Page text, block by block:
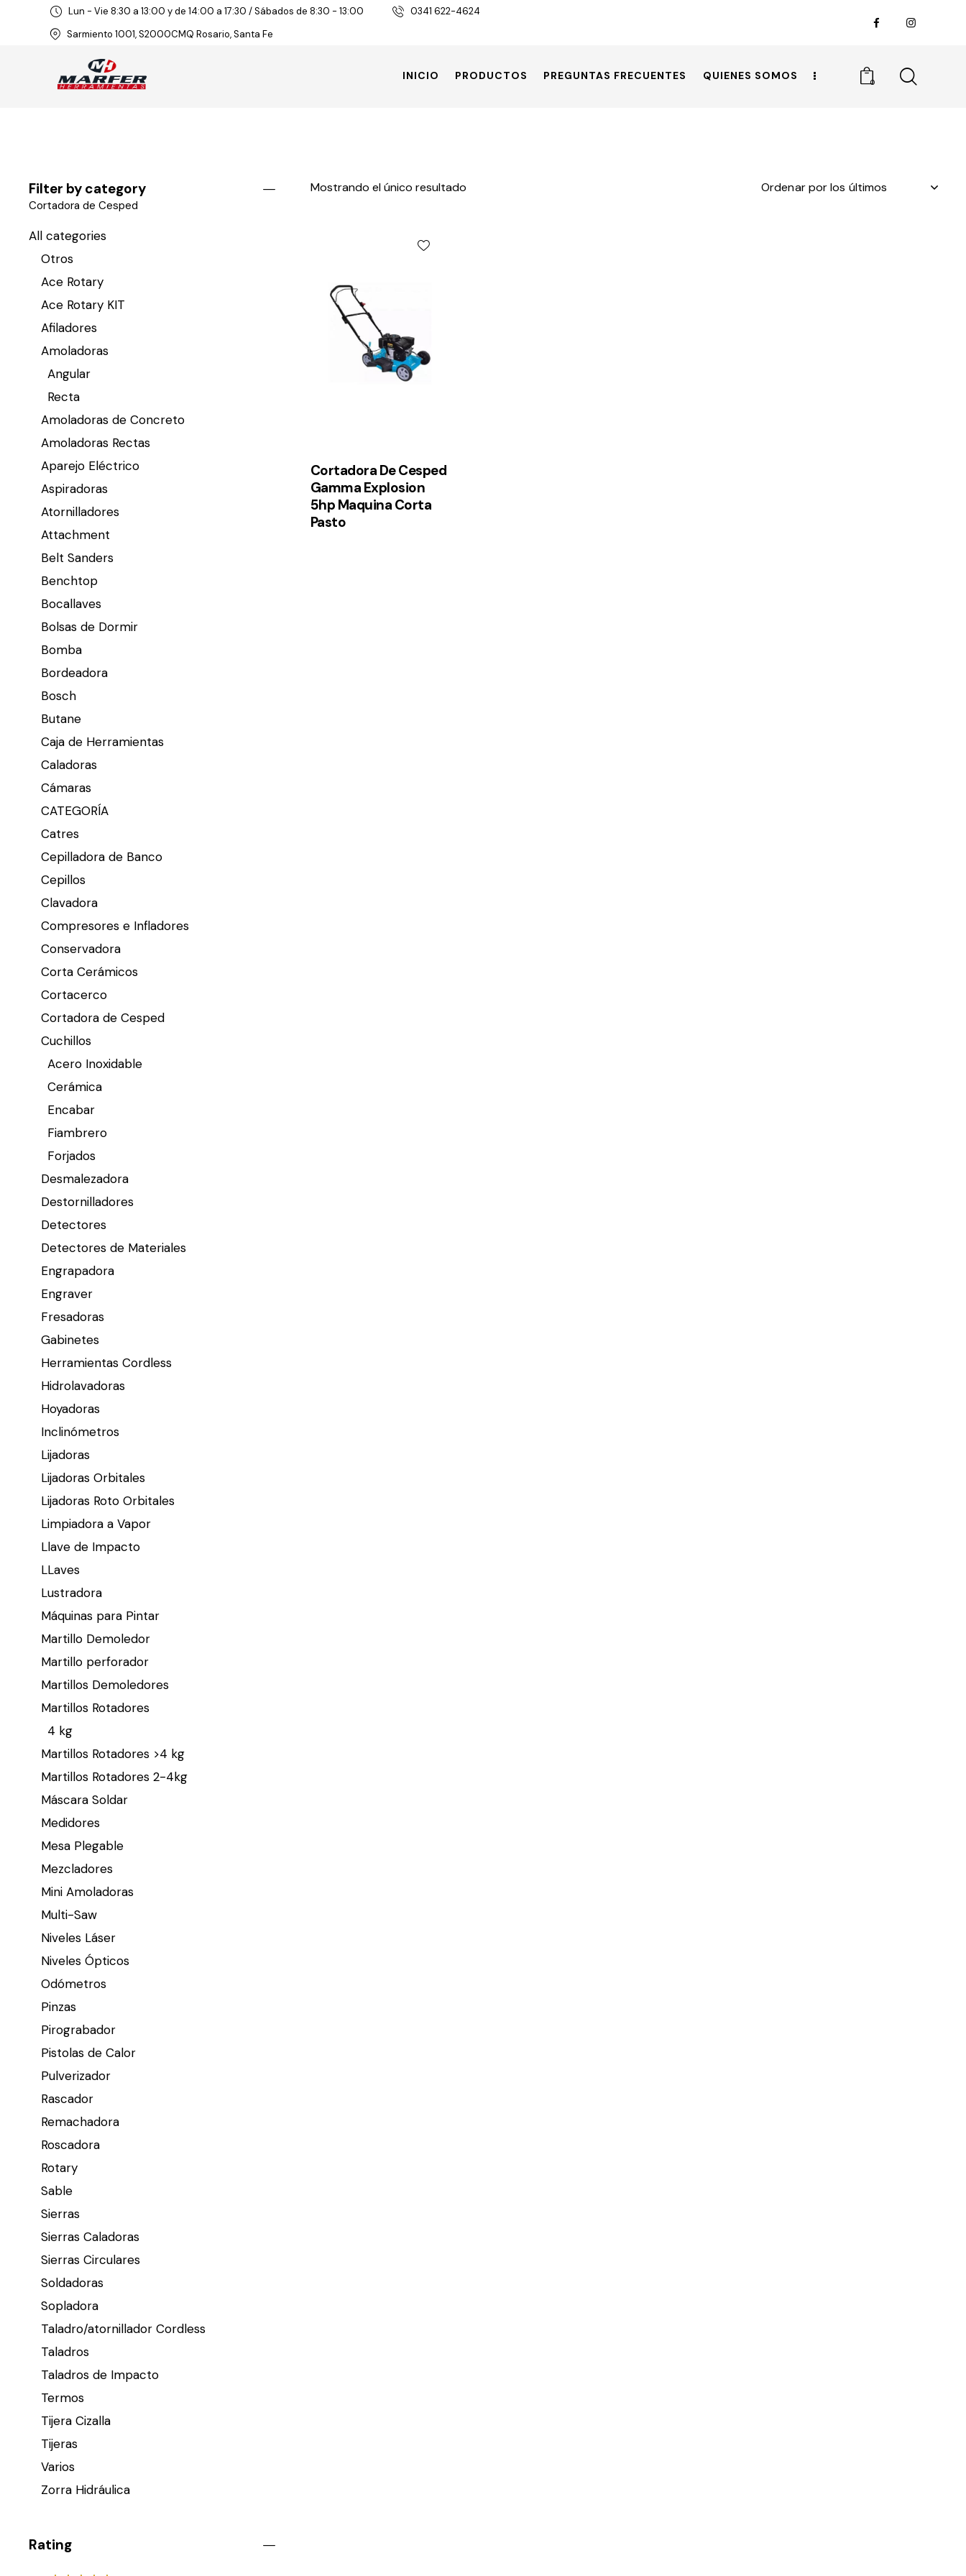
Lun - Vie 8:30 a 13:00 y de 14:00 a 17:30 / Sábados de 8:30 - 13:00
0341 622-4624
Sarmiento 1001, S2000CMQ Rosario, Santa Fe
INICIO PRODUCTOS PREGUNTAS FRECUENTES QUIENES SOMOS
0
Mostrando el único resultado
Cortadora De Cesped
Gamma Explosion
5hp Maquina Corta
Pasto
Filter by category
Cortadora de Cesped
All categories
Otros
Ace Rotary
Ace Rotary KIT
Afiladores
Amoladoras
Angular
Recta
Amoladoras de Concreto
Amoladoras Rectas
Aparejo Eléctrico
Aspiradoras
Atornilladores
Attachment
Belt Sanders
Benchtop
Bocallaves
Bolsas de Dormir
Bomba
Bordeadora
Bosch
Butane
Caja de Herramientas
Caladoras
Cámaras
CATEGORÍA
Catres
Cepilladora de Banco
Cepillos
Clavadora
Compresores e Infladores
Conservadora
Corta Cerámicos
Cortacerco
Cortadora de Cesped
Cuchillos
Acero Inoxidable
Cerámica
Encabar
Fiambrero
Forjados
Desmalezadora
Destornilladores
Detectores
Detectores de Materiales
Engrapadora
Engraver
Fresadoras
Gabinetes
Herramientas Cordless
Hidrolavadoras
Hoyadoras
Inclinómetros
Lijadoras
Lijadoras Orbitales
Lijadoras Roto Orbitales
Limpiadora a Vapor
Llave de Impacto
LLaves
Lustradora
Máquinas para Pintar
Martillo Demoledor
Martillo perforador
Martillos Demoledores
Martillos Rotadores
4 kg
Martillos Rotadores >4 kg
Martillos Rotadores 2-4kg
Máscara Soldar
Medidores
Mesa Plegable
Mezcladores
Mini Amoladoras
Multi-Saw
Niveles Láser
Niveles Ópticos
Odómetros
Pinzas
Pirograbador
Pistolas de Calor
Pulverizador
Rascador
Remachadora
Roscadora
Rotary
Sable
Sierras
Sierras Caladoras
Sierras Circulares
Soldadoras
Sopladora
Taladro/atornillador Cordless
Taladros
Taladros de Impacto
Termos
Tijera Cizalla
Tijeras
Varios
Zorra Hidráulica
Rating